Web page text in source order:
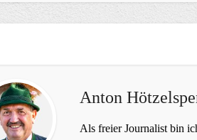
Anton
Als freier Journalist bin